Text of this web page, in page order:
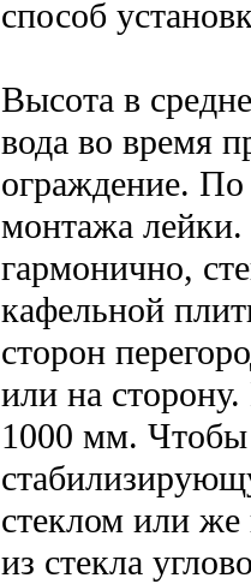
способ
Высота в
вода во время
ограждение. По
монтажа лейки.
гармонично,
кафельной
сторон
или на
1000 мм. Чтобы
стеклом или
из стекла